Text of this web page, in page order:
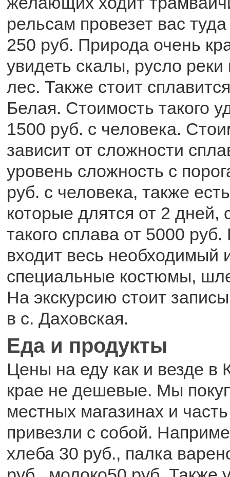
рельсам провезет вас
250 руб. Природа очень
увидеть скалы, русло
лес. Также стоит
Белая. Стоимость такого
1500 руб. с человека.
зависит от сложности
уровень сложность с
руб. с человека, также
которые длятся от 2 дней,
такого сплава от 5000
входит весь необходимый
специальные костюмы,
На экскурсию стоит
в с. Даховская.
Еда и продукты
Цены на еду как и везде в
крае не дешевые. Мы
местных магазинах и
привезли с собой.
хлеба 30 руб., палка